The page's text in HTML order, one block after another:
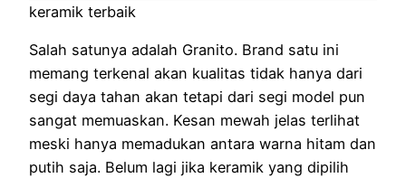
keramik terbaik
Salah satunya adalah Granito. Brand satu ini
memang terkenal akan kualitas tidak hanya dari
segi daya tahan akan tetapi dari segi model pun
sangat memuaskan. Kesan mewah jelas terlihat
meski hanya memadukan antara warna hitam dan
putih saja. Belum lagi jika keramik yang dipilih